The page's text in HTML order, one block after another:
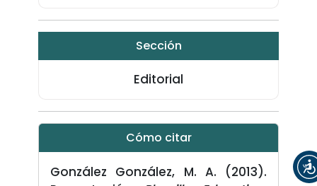
Sección
Editorial
Cómo citar
González González, M. A. (2013).